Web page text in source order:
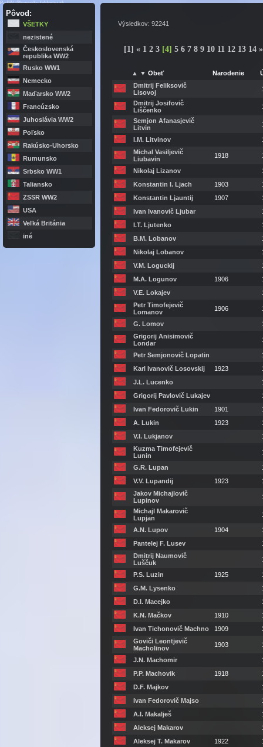
PadliNaSlovensku.feldgrau.sk
Pôvod:
VŠETKY
nezistené
Československá
republika WW2
Rusko WW1
Nemecko
Maďarsko WW2
Francúzsko
Juhoslávia WW2
Poľsko
Rakúsko-Uhorsko
Rumunsko
Srbsko WW1
Taliansko
ZSSR WW2
USA
Veľká Británia
iné
Výsledkov: 92241
[1]« 123 [4]56789 10 11 12 13 14
▲ ▼ Obeť Narodenie
Dmitrij Feliksovič
Lisovoj
Dmitrij Josifovič
Liščenko
Semjon Afanasjevič
Litvin
I.M. Litvinov
Michal Vasiljevič
Liubavin
1918
Nikolaj Lizanov
Konstantin I. Ljach
1903
Konstantin Ljauntij
1907
Ivan Ivanovič Ljubar
I.T. Ljutenko
B.M. Lobanov
Nikolaj Lobanov
V.M. Loguckij
M.A. Logunov
1906
V.E. Lokajev
Petr Timofejevič
Lomanov
1906
G. Lomov
Grigorij Anisimovič
Londar
Petr Semjonovič Lopatin
Karl Ivanovič Losovskij
1923
J.L. Lucenko
Grigorij Pavlovič Lukajev
Ivan Fedorovič Lukin
1901
A. Lukin
1923
V.I. Lukjanov
Kuzma Timofejevič
Lunin
G.R. Lupan
V.V. Lupandij
1923
Jakov Michajlovič
Lupinov
Michajl Makarovič
Lupjan
A.N. Lupov 1904
Pantelej F. Lusev
Dmitrij Naumovič
Luščuk
P.S. Luzin 1925
G.M. Lysenko
D.I. Macejko
K.N. Mačkov
1910
Ivan Tichonovič Machno
1909
Goviči Leontjevič
Macholinov
1903
J.N. Machomir
P.P. Machovik
1918
D.F. Majkov
Ivan Fedorovič Majso
A.I. Makalješ
Aleksej Makarov
Aleksej T. Makarov
1922